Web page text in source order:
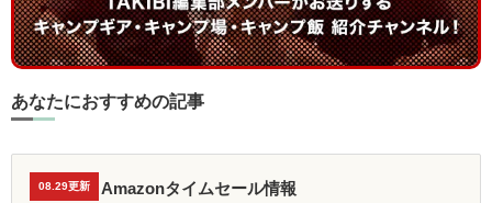
あなたにおすすめの記事
08.29更新 Amazonタイムセール情報